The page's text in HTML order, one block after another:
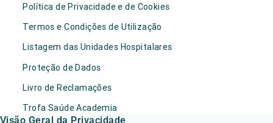
Política de Privacidade e de Cookies
Termos e Condições de Utilização
Listagem das Unidades Hospitalares
Proteção de Dados
Livro de Reclamações
Trofa Saúde Academia
Visão Geral da Privacidade